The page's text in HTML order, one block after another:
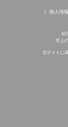
個人情
紹
売上
当サイトに